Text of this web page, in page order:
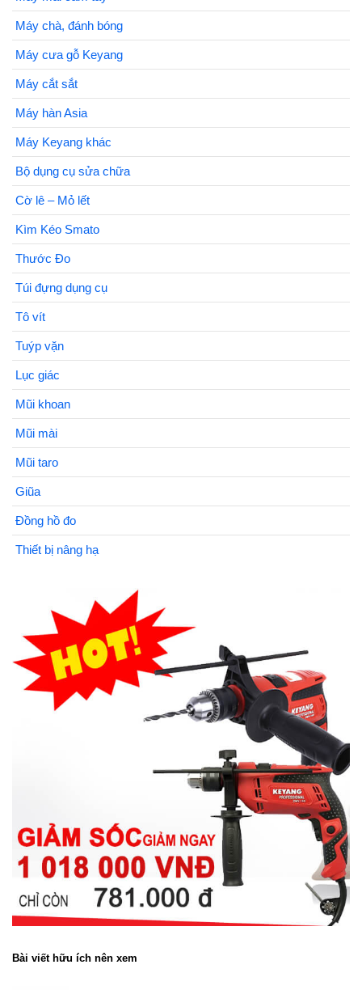
Máy chà, đánh bóng
Máy cưa gỗ Keyang
Máy cắt sắt
Máy hàn Asia
Máy Keyang khác
Bộ dụng cụ sửa chữa
Cờ lê – Mỏ lết
Kìm Kéo Smato
Thước Đo
Túi đựng dụng cụ
Tô vít
Tuýp vặn
Lục giác
Mũi khoan
Mũi mài
Mũi taro
Giũa
Đồng hồ đo
Thiết bị nâng hạ
Bài viết hữu ích nên xem